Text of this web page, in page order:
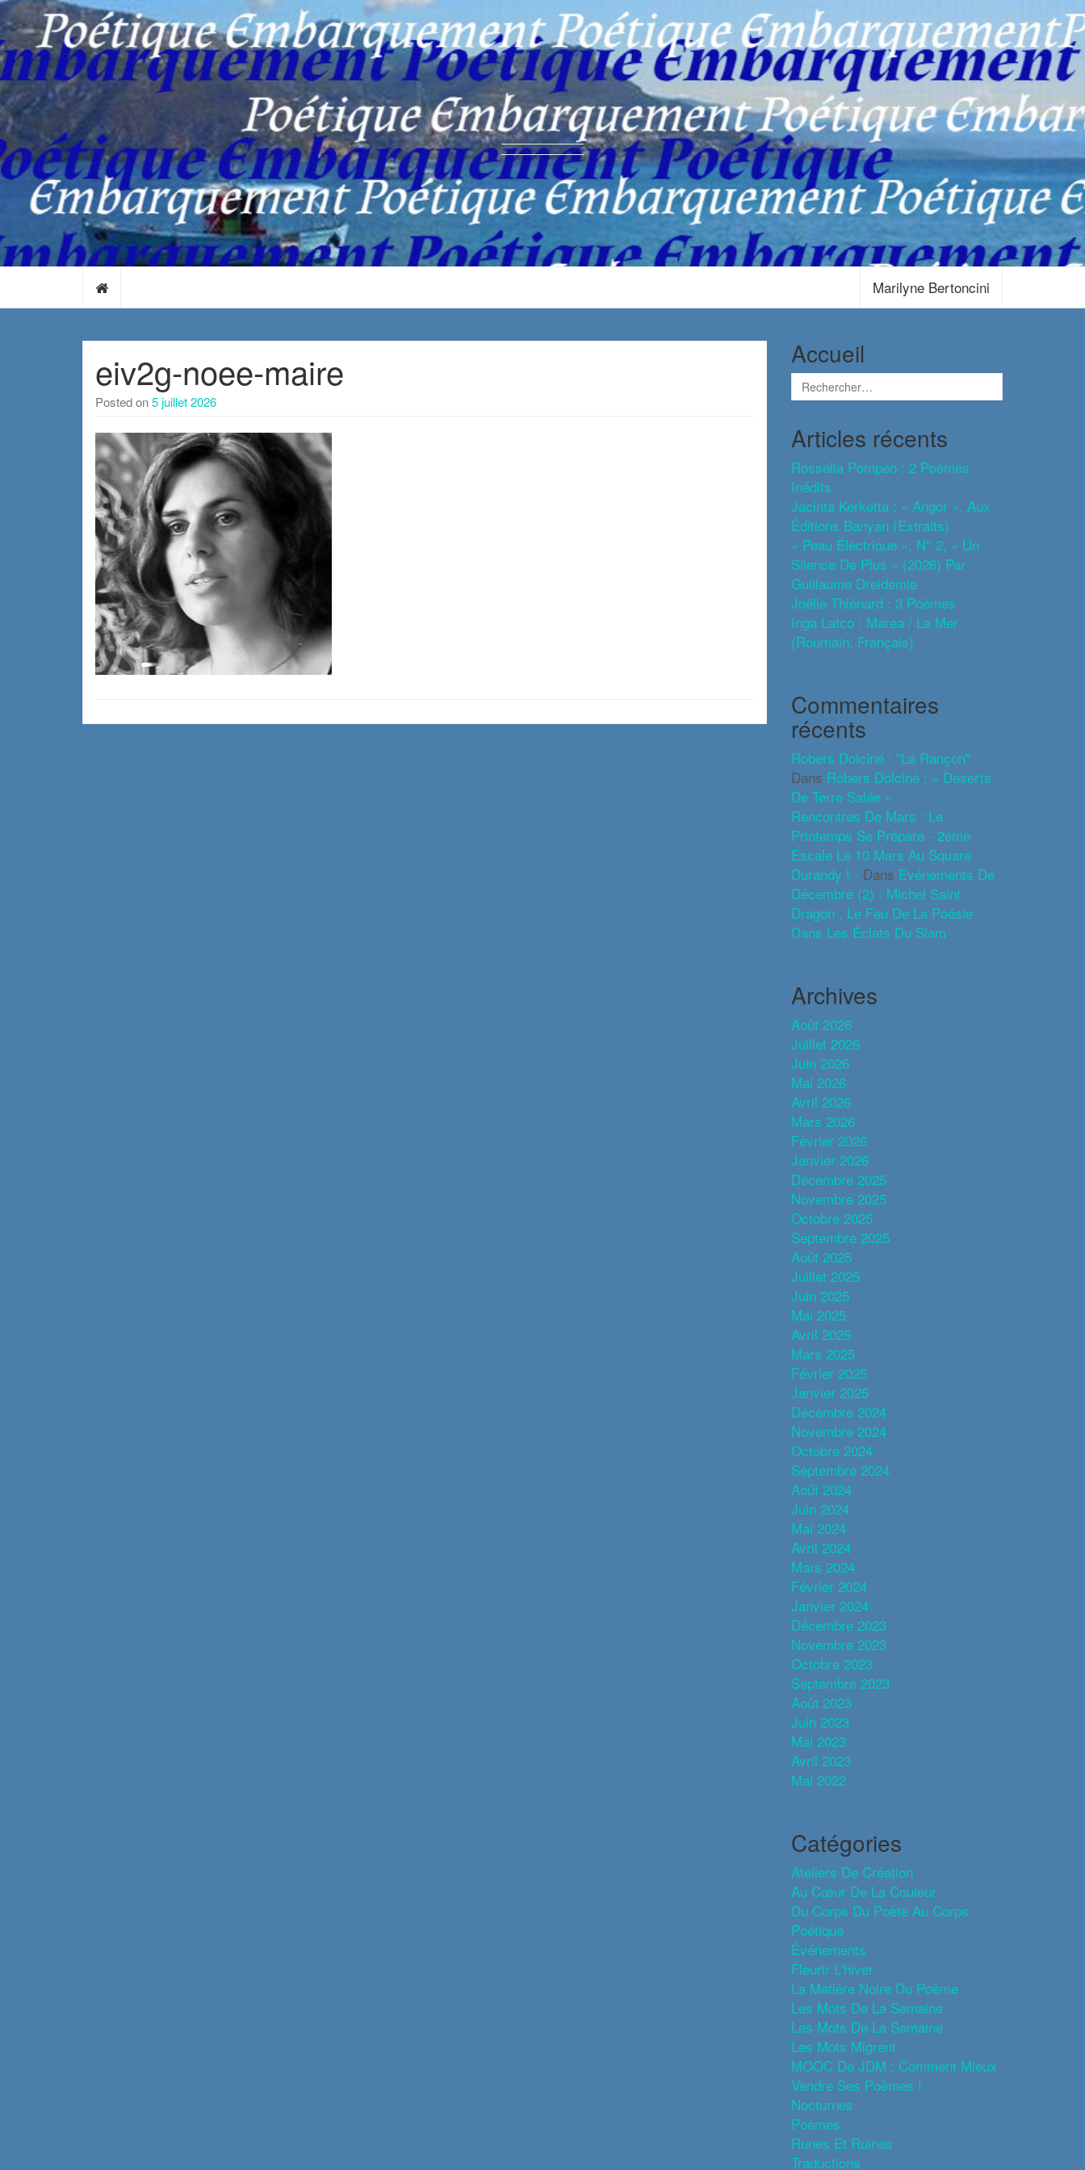
Marilyne Bertoncini
eiv2g-noee-maire
Posted on5 juillet 2026
Accueil
Articles récents
Rossella Pompeo : 2 Poèmes
Inédits
Jacinta Kerketta : « Angor », Aux
Éditions Banyan (extraits)
« Peau Électrique », N° 2, « Un
Silence De Plus » (2026) Par
Guillaume Dreidemie
Joëlle Thiénard : 3 Poèmes
Inga Latco : Marea / La Mer
(roumain, Français)
Commentaires
récents
Robers Dolciné : "La Rançon" -
Dans Robers Dolciné : « Déserts
De Terre Salée »
Rencontres De Mars : Le
Printemps Se Prépare - 2ème
Escale Le 10 Mars Au Square
Durandy ! - Dans Evénements De
Décembre (2) : Michel Saint
Dragon , Le Feu De La Poésie
Dans Les Éclats Du Slam
Archives
Août 2026
Juillet 2026
Juin 2026
Mai 2026
Avril 2026
Mars 2026
Février 2026
Janvier 2026
Décembre 2025
Novembre 2025
Octobre 2025
Septembre 2025
Août 2025
Juillet 2025
Juin 2025
Mai 2025
Avril 2025
Mars 2025
Février 2025
Janvier 2025
Décembre 2024
Novembre 2024
Octobre 2024
Septembre 2024
Août 2024
Juin 2024
Mai 2024
Avril 2024
Mars 2024
Février 2024
Janvier 2024
Décembre 2023
Novembre 2023
Octobre 2023
Septembre 2023
Août 2023
Juin 2023
Mai 2023
Avril 2023
Mai 2022
Catégories
Ateliers De Création
Au Cœur De La Couleur
Du Corps Du Poète Au Corps
Poétique
Événements
Fleurir L'hiver
La Matière Noire Du Poème
Les Mots De La Semaine
Les Mots De La Semaine
Les Mots Migrent
MOOC De JDM : Comment Mieux
Vendre Ses Poèmes !
Nocturnes
Poèmes
Runes Et Ruines
Traductions